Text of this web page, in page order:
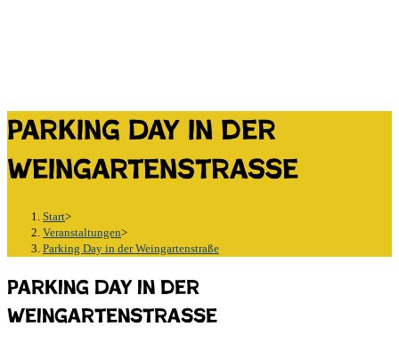
Parking Day in der
Weingartenstraße
Start>
Veranstaltungen>
Parking Day in der Weingartenstraße
Parking Day in der
Weingartenstraße